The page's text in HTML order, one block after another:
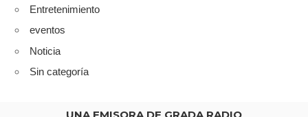
Entretenimiento
eventos
Noticia
Sin categoría
UNA EMISORA DE GRADA RADIO